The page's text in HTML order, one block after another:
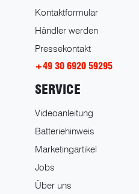
Kontaktformular
Händler werden
Pressekontakt
+49 30 6920 59295
SERVICE
Videoanleitung
Batteriehinweis
Marketingartikel
Jobs
Über uns